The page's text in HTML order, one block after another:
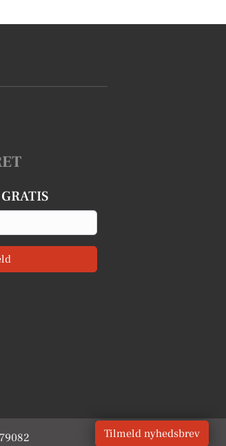
Tilmeld nyhedsbrev